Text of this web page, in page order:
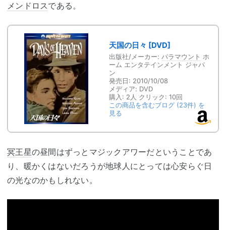
メンドロスである。
天国の日々 [DVD]
出版社/メーカー: パラマウント ホ
ーム エンタテインメント ジャパ
ン
発売日: 2010/10/08
メディア: DVD
購入 : 2人 クリック: 10回
この商品を含むブログ (23件) を
見る
冥王星の昼間はずっとマジックアワーだということであ
り、暖かくはないだろうが地球人にとっては心安らぐ日
の光なのかもしれない。